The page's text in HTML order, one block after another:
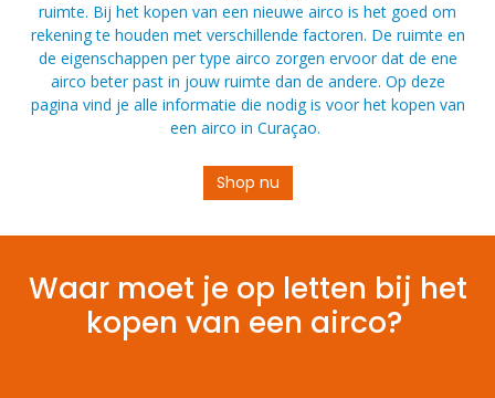
ruimte. Bij het kopen van een nieuwe airco is het goed om
rekening te houden met verschillende factoren. De ruimte en
de eigenschappen per type airco zorgen ervoor dat de ene
airco beter past in jouw ruimte dan de andere. Op deze
pagina vind je alle informatie die nodig is voor het kopen van
een airco in Curaçao.
Shop nu
Waar moet je op letten bij het
kopen van een airco?